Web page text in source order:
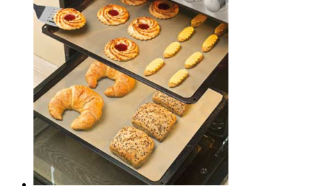
Asjetter «Team Bride»
Nydelige åttekantede asjetter i rosegull, med påskriften «Team
Bride»
info
59
Kjøp